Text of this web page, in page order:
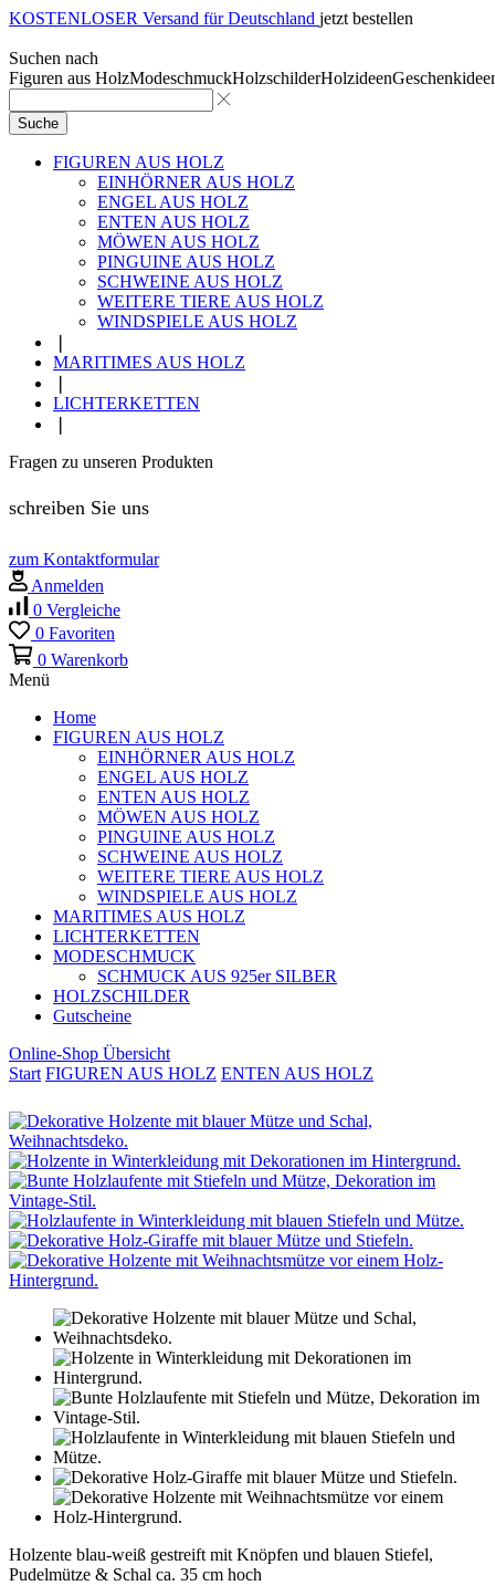
KOSTENLOSER Versand für Deutschland jetzt bestellen
Suchen nach
Figuren aus HolzModeschmuckHolzschilderHolzideen
Suche
FIGUREN AUS HOLZ
EINHÖRNER AUS HOLZ
ENGEL AUS HOLZ
ENTEN AUS HOLZ
MÖWEN AUS HOLZ
PINGUINE AUS HOLZ
SCHWEINE AUS HOLZ
WEITERE TIERE AUS HOLZ
WINDSPIELE AUS HOLZ
MARITIMES AUS HOLZ
LICHTERKETTEN
Fragen zu unseren Produkten
schreiben Sie uns
zum Kontaktformular
Anmelden
0 Vergleiche
0 Favoriten
0 Warenkorb
Menü
Home
FIGUREN AUS HOLZ
EINHÖRNER AUS HOLZ
ENGEL AUS HOLZ
ENTEN AUS HOLZ
MÖWEN AUS HOLZ
PINGUINE AUS HOLZ
SCHWEINE AUS HOLZ
WEITERE TIERE AUS HOLZ
WINDSPIELE AUS HOLZ
MARITIMES AUS HOLZ
LICHTERKETTEN
MODESCHMUCK
SCHMUCK AUS 925er SILBER
HOLZSCHILDER
Gutscheine
Online-Shop Übersicht
Start FIGUREN AUS HOLZ ENTEN AUS HOLZ
Holzente blau-weiß gestreift mit Knöpfen und blauen Stiefel,
Pudelmütze & Schal ca. 35 cm hoch